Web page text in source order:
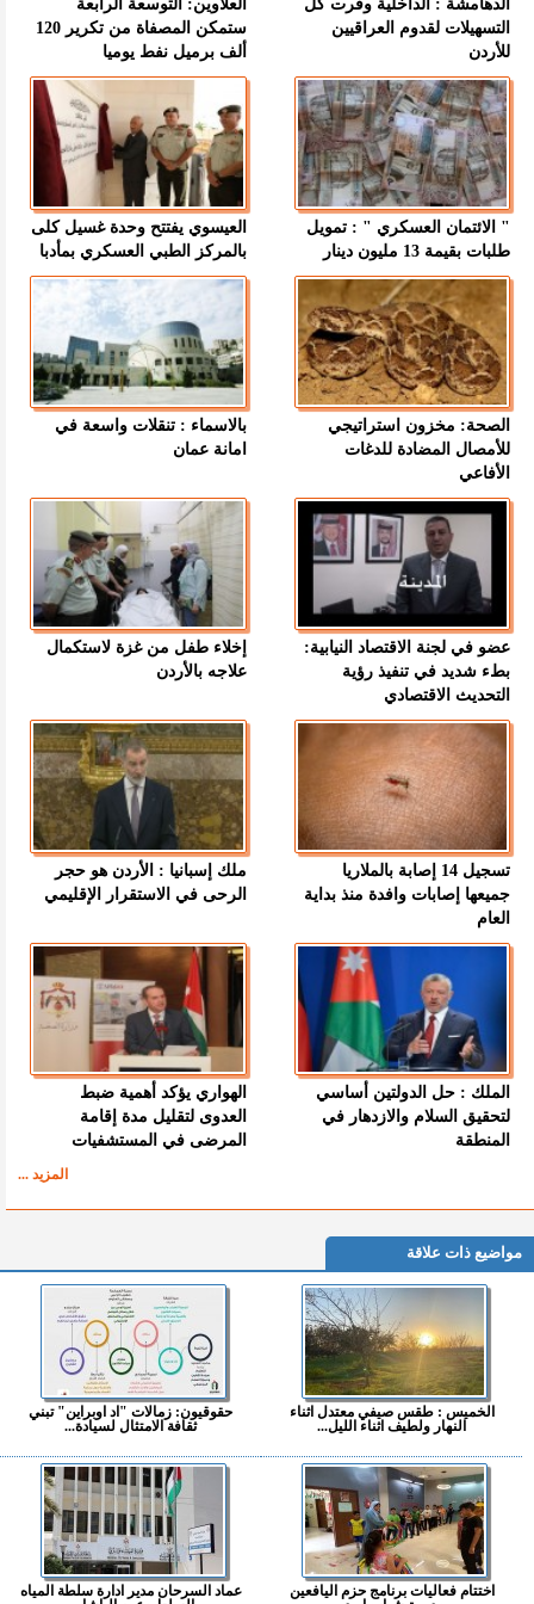
الدهامشة : الداخلية وفرت كل
التسهيلات لقدوم العراقيين
للأردن
العلاوين: التوسعة الرابعة
ستمكن المصفاة من تكرير 120
ألف برميل نفط يوميا
" الائتمان العسكري " : تمويل
طلبات بقيمة 13 مليون دينار
العيسوي يفتتح وحدة غسيل كلى
بالمركز الطبي العسكري بمأدبا
الصحة: مخزون استراتيجي
للأمصال المضادة للدغات
الأفاعي
بالاسماء : تنقلات واسعة في
امانة عمان
عضو في لجنة الاقتصاد النيابية:
بطء شديد في تنفيذ رؤية
التحديث الاقتصادي
إخلاء طفل من غزة لاستكمال
علاجه بالأردن
تسجيل 14 إصابة بالملاريا
جميعها إصابات وافدة منذ بداية
العام
ملك إسبانيا : الأردن هو حجر
الرحى في الاستقرار الإقليمي
الملك : حل الدولتين أساسي
لتحقيق السلام والازدهار في
المنطقة
الهواري يؤكد أهمية ضبط
العدوى لتقليل مدة إقامة
المرضى في المستشفيات
المزيد ...
مواضيع ذات علاقة
الخميس : طقس صيفي معتدل اثناء
النهار ولطيف اثناء الليل...
حقوقيون: زمالات "اد اوبراين" تبني
ثقافة الامتثال لسيادة...
اختتام فعاليات برنامج حزم اليافعين
عماد السرحان مدير ادارة سلطة المياه